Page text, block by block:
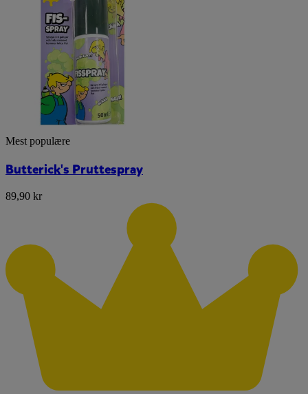
Mest populære
Butterick's Pruttespray
89,90 kr